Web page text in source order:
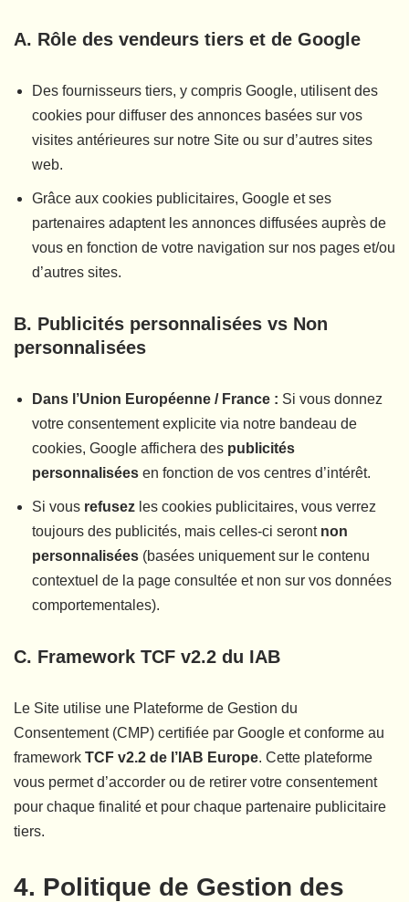
A. Rôle des vendeurs tiers et de Google
Des fournisseurs tiers, y compris Google, utilisent des
cookies pour diffuser des annonces basées sur vos
visites antérieures sur notre Site ou sur d’autres sites
web.
Grâce aux cookies publicitaires, Google et ses
partenaires adaptent les annonces diffusées auprès de
vous en fonction de votre navigation sur nos pages et/ou
d’autres sites.
B. Publicités personnalisées vs Non
personnalisées
Dans l’Union Européenne / France : Si vous donnez
votre consentement explicite via notre bandeau de
cookies, Google affichera des publicités
personnalisées en fonction de vos centres d’intérêt.
Si vous refusez les cookies publicitaires, vous verrez
toujours des publicités, mais celles-ci seront non
personnalisées (basées uniquement sur le contenu
contextuel de la page consultée et non sur vos données
comportementales).
C. Framework TCF v2.2 du IAB
Le Site utilise une Plateforme de Gestion du
Consentement (CMP) certifiée par Google et conforme au
framework TCF v2.2 de l’IAB Europe. Cette plateforme
vous permet d’accorder ou de retirer votre consentement
pour chaque finalité et pour chaque partenaire publicitaire
tiers.
4. Politique de Gestion des